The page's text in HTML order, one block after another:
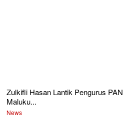
Zulkifli Hasan Lantik Pengurus PAN
Maluku...
News